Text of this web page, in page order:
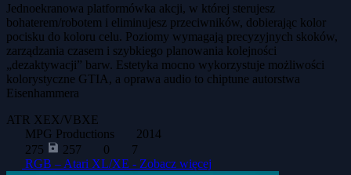
Jednoekranowa platformówka akcji, w której sterujesz
bohaterem/robotem i eliminujesz przeciwników, dobierając kolor
pocisku do koloru celu. Poziomy wymagają precyzyjnych skoków,
zarządzania czasem i szybkiego planowania kolejności
„dezaktywacji” barw. Estetyka mocno wykorzystuje możliwości
kolorystyczne GTIA, a oprawa audio to chiptune autorstwa
Eisenhammera
ATR XEX/VBXE
MPG Productions
2014
275
257 0
7
RGB – Atari XL/XE - Zobacz więcej